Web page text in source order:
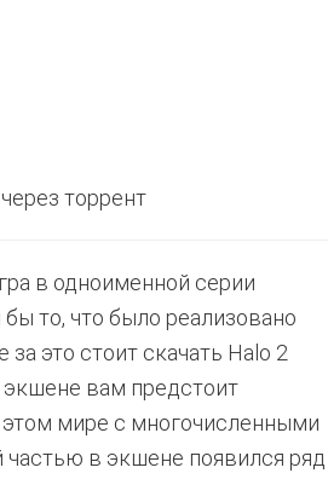
торрент
в одноименной серии
то, что было реализовано
это стоит скачать Halo 2
экшене вам предстоит
мире с многочисленными
в экшене появился ряд